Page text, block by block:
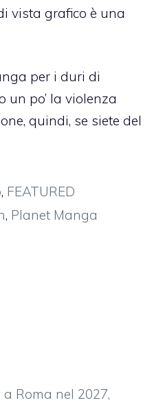
vista grafico è una
per i duri di
un po’ la violenza
quindi, se siete del
, FEATURED
, Planet Manga
Roma nel 2027,